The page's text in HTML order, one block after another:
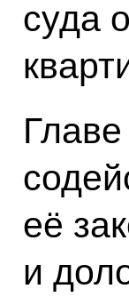
суда
её
и